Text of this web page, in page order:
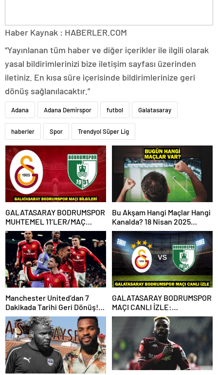
Haber Kaynak : HABERLER.COM
“Yayınlanan tüm haber ve diğer içerikler ile ilgili olarak
yasal bildirimlerinizi bize iletişim sayfası üzerinden
iletiniz. En kısa süre içerisinde bildirimlerinize geri
dönüş sağlanılacaktır.”
Adana Adana Demirspor futbol Galatasaray
haberler Spor Trendyol Süper Lig
GALATASARAY BODRUMSPOR
MUHTEMEL 11’LER/MAÇ
KADROSU! Galatasaray
Bodrumspor maçı hangi
kanalda, saat kaçta?
Bu Akşam Hangi Maçlar Hangi
Kanalda? 18 Nisan 2025
Günün Karşılaşmaları
Manchester United’dan 7
Dakikada Tarihi Geri Dönüş!
UEFA Avrupa Ligi’nde Yarı
Finalde
GALATASARAY BODRUMSPOR
MAÇI CANLI İZLE:
Galatasaray Bodrumspor
maçı şifresiz mi?